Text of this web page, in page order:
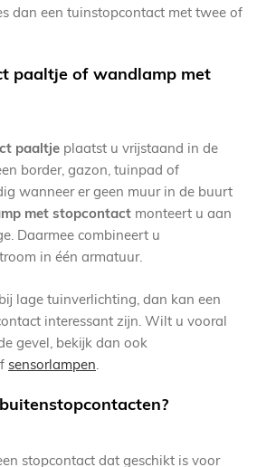
dan een tuinstopcontact met twee of
paaltje of wandlamp met
paaltje plaatst u vrijstaand in de
border, gazon, tuinpad of
wanneer er geen muur in de buurt
met stopcontact monteert u aan
Daarmee combineert u
in één armatuur.
lage tuinverlichting, dan kan een
interessant zijn. Wilt u vooral
gevel, bekijk dan ook
sensorlampen
stopcontact dat geschikt is voor